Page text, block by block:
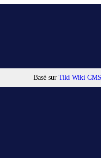
Basé sur Tiki Wiki